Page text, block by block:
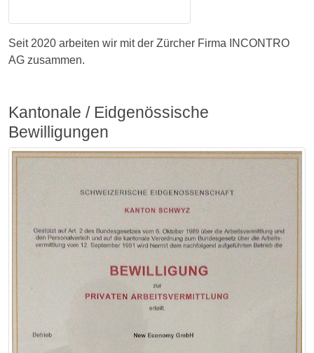
Seit 2020 arbeiten wir mit der Zürcher Firma INCONTRO
AG zusammen.
Kantonale / Eidgenössische
Bewilligungen